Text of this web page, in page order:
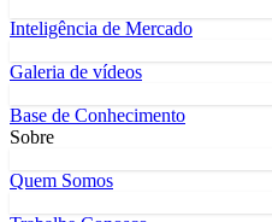
Inteligência de Mercado
Galeria de vídeos
Base de Conhecimento
Sobre
Quem Somos